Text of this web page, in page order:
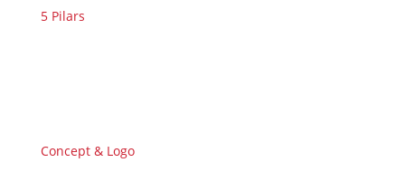
5 Pilars
Concept & Logo